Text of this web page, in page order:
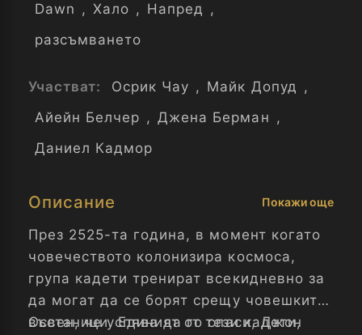
Dawn , Хало , Напред ,
разсъмването
Участват: Осрик Чау , Майк Допуд ,
Айейн Белчер , Джена Берман ,
Даниел Кадмор
Описание Покажи още
През 2525-та година, в момент когато
човечеството колонизира космоса,
група кадети тренират всекидневно за
да могат да се борят срещу човешките
въстаници. Единият от тези кадети,
Освен, че успява да го спаси, Джон